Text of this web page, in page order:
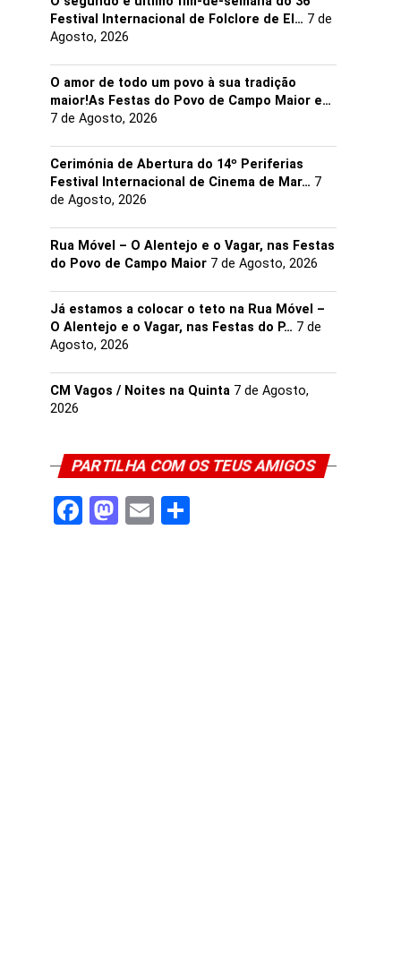
Festival Internacional de Folclore de El… 7 de
Agosto, 2026
O amor de todo um povo à sua tradição
maior!As Festas do Povo de Campo Maior e…
7 de Agosto, 2026
Cerimónia de Abertura do 14º Periferias
Festival Internacional de Cinema de Mar… 7
de Agosto, 2026
Rua Móvel – O Alentejo e o Vagar, nas Festas
do Povo de Campo Maior 7 de Agosto, 2026
Já estamos a colocar o teto na Rua Móvel –
O Alentejo e o Vagar, nas Festas do P… 7 de
Agosto, 2026
CM Vagos / Noites na Quinta 7 de Agosto,
2026
PARTILHA COM OS TEUS AMIGOS
Facebook
Mastodon
Email